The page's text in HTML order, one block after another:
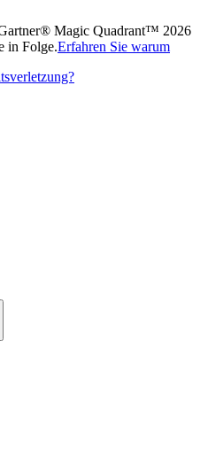
Magic Quadrant™ 2026
in Folge.Erfahren Sie warum